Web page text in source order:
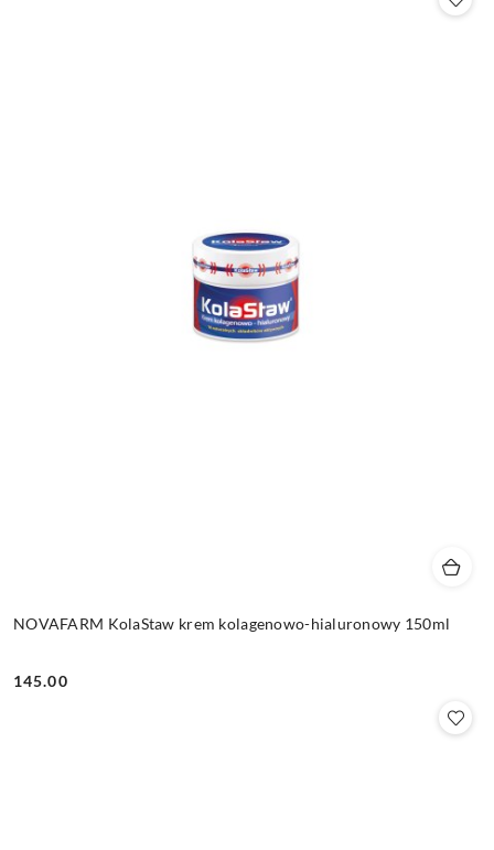
NOVAFARM KolaStaw krem kolagenowo-hialuronowy 150ml
Cena:
145.00